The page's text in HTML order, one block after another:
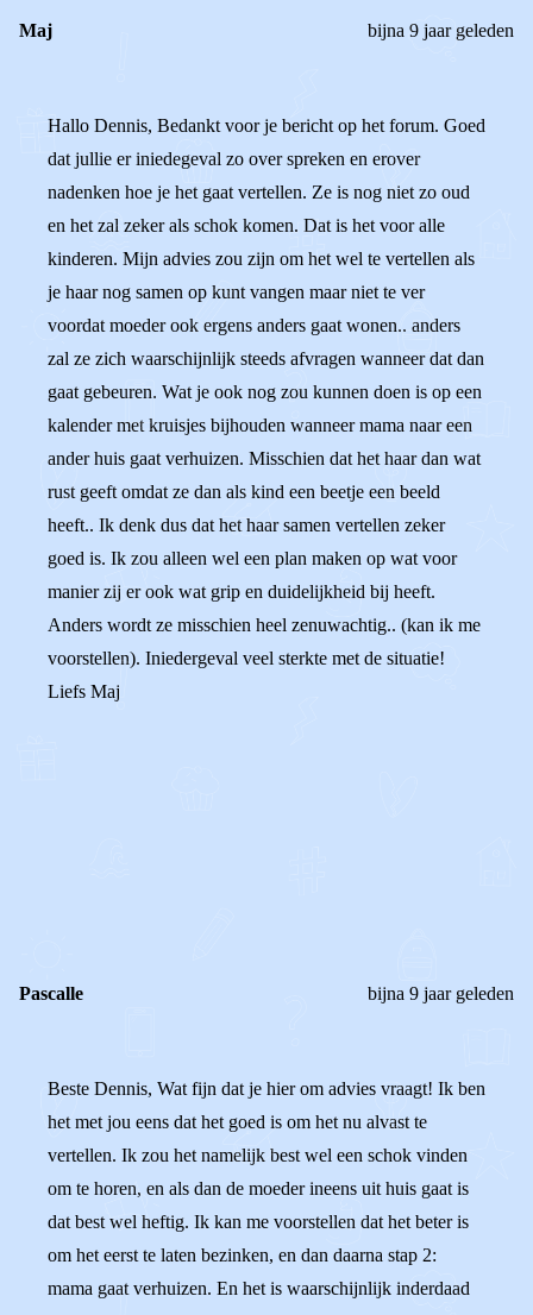
Maj bijna 9 jaar geleden
Hallo Dennis, Bedankt voor je bericht op het forum. Goed
dat jullie er iniedegeval zo over spreken en erover
nadenken hoe je het gaat vertellen. Ze is nog niet zo oud
en het zal zeker als schok komen. Dat is het voor alle
kinderen. Mijn advies zou zijn om het wel te vertellen als
je haar nog samen op kunt vangen maar niet te ver
voordat moeder ook ergens anders gaat wonen.. anders
zal ze zich waarschijnlijk steeds afvragen wanneer dat dan
gaat gebeuren. Wat je ook nog zou kunnen doen is op een
kalender met kruisjes bijhouden wanneer mama naar een
ander huis gaat verhuizen. Misschien dat het haar dan wat
rust geeft omdat ze dan als kind een beetje een beeld
heeft.. Ik denk dus dat het haar samen vertellen zeker
goed is. Ik zou alleen wel een plan maken op wat voor
manier zij er ook wat grip en duidelijkheid bij heeft.
Anders wordt ze misschien heel zenuwachtig.. (kan ik me
voorstellen). Iniedergeval veel sterkte met de situatie!
Liefs Maj
Pascalle bijna 9 jaar geleden
Beste Dennis, Wat fijn dat je hier om advies vraagt! Ik ben
het met jou eens dat het goed is om het nu alvast te
vertellen. Ik zou het namelijk best wel een schok vinden
om te horen, en als dan de moeder ineens uit huis gaat is
dat best wel heftig. Ik kan me voorstellen dat het beter is
om het eerst te laten bezinken, en dan daarna stap 2:
mama gaat verhuizen. En het is waarschijnlijk inderdaad